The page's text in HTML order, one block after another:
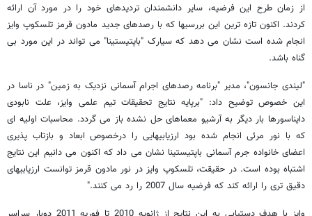
از زمان طرح این فرضیه، سایر دانشمندان تردیدهای خود را در مورد آن ارائه
کردند. اکنون تازه ترین این بررسیها که با رصدهای جدید مادون قرمز تلسکوپ وایز
انجام شده است نشان می دهد که سیارک "باپتیستینا" می تواند در این مورد بی
گناه باشد.
"لیندی جانسون"، مدیر "برنامه رصدهای اجرام آسمانی نزدیک به زمین" در ناسا در
این خصوص توضیح داد: "برپایه نتایج تحقیقات تیم علمی وایز، علت نابودی
دایناسورها بار دیگر به آرشیو معماهای حل نشده باز می گردد. محاسبات اولیه ای
که با نور مرئی انجام شده بود ارزیابیهایی را درخصوص ابعاد و بازتاب پذیری
اعضای خانواده جرم آسمانی باپتیستینا نشان می داد که اکنون می دانیم این نتایج
اشتباه بوده است. در حقیقت، تلسکوپ وایز در نور مادون قرمز توانست ارزیابیهای
دقیق تری را ارائه کند که فرضیه سال 2007 را رد می کنند."